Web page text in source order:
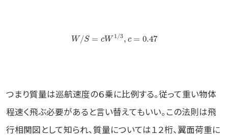
W/S = cW 1/3, c = 0.47
つまり質量は巡航速度の６乗に比例する。従って重い物体
程速く飛ぶ必要があると言い替えてもいい。この法則は飛
行相関図として知られ、質量については１２桁、翼面荷重に